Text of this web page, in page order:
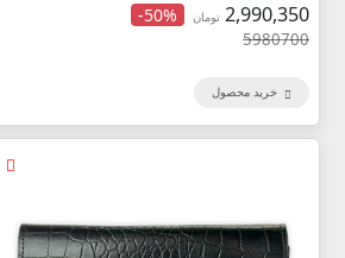
2,990,350 تومان -50%
5980700
خرید محصول